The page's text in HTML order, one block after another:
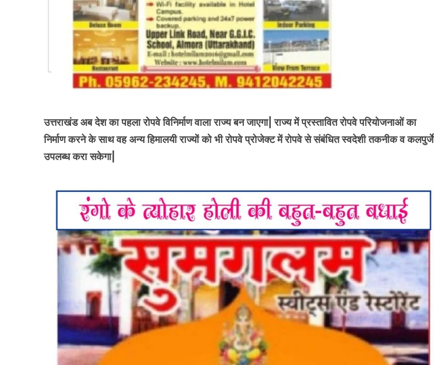
उत्तराखंड अब देश का पहला रोपवे विनिर्माण वाला राज्य बन जाएगा| राज्य में प्रस्तावित रोपवे परियोजनाओं का
निर्माण करने के साथ वह अन्य हिमालयी राज्यों को भी रोपवे प्रोजेक्ट में रोपवे से संबंधित स्वदेशी तकनीक व कलपुर्जे
उपलब्ध करा सकेगा|